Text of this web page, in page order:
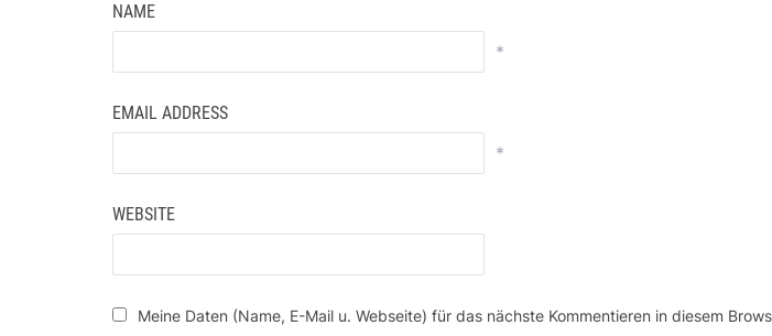
NAME
*
EMAIL ADDRESS
*
WEBSITE
Meine Daten (Name, E-Mail u. Webseite) für das nächste Kommentieren in diesem